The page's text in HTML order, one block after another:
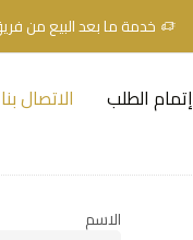
خدمة ما بعد البيع من
إتمام الطلب الاتصال بنا
الاسم